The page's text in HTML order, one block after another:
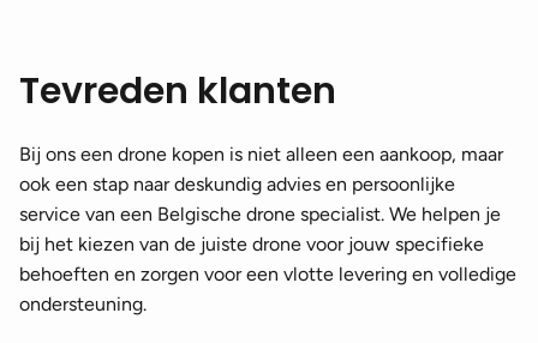
Tevreden klanten
Bij ons een drone kopen is niet alleen een aankoop, maar
ook een stap naar deskundig advies en persoonlijke
service van een Belgische drone specialist. We helpen je
bij het kiezen van de juiste drone voor jouw specifieke
behoeften en zorgen voor een vlotte levering en volledige
ondersteuning.